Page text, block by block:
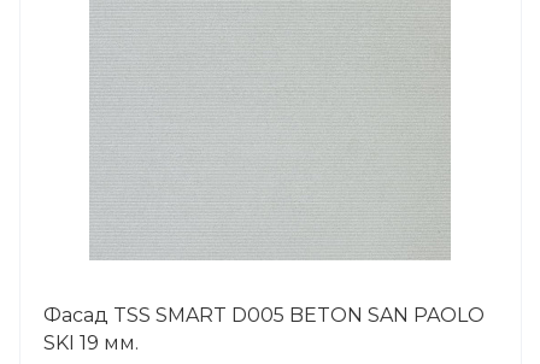
Фасад TSS SMART D005 BETON SAN PAOLO
SKI 19 мм.